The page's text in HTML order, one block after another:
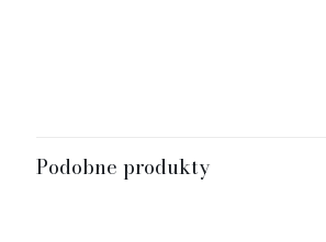
Podobne produkty